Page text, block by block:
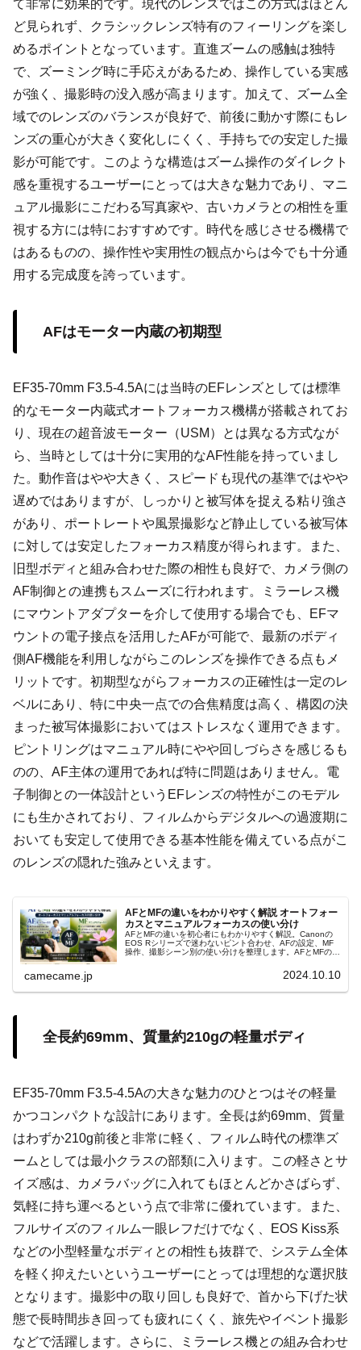
て非常に効果的です。現代のレンズではこの方式はほとん
ど見られず、クラシックレンズ特有のフィーリングを楽し
めるポイントとなっています。直進ズームの感触は独特
で、ズーミング時に手応えがあるため、操作している実感
が強く、撮影時の没入感が高まります。加えて、ズーム全
域でのレンズのバランスが良好で、前後に動かす際にもレ
ンズの重心が大きく変化しにくく、手持ちでの安定した撮
影が可能です。このような構造はズーム操作のダイレクト
感を重視するユーザーにとっては大きな魅力であり、マニ
ュアル撮影にこだわる写真家や、古いカメラとの相性を重
視する方には特におすすめです。時代を感じさせる機構で
はあるものの、操作性や実用性の観点からは今でも十分通
用する完成度を誇っています。
AFはモーター内蔵の初期型
EF35-70mm F3.5-4.5Aには当時のEFレンズとしては標準
的なモーター内蔵式オートフォーカス機構が搭載されてお
り、現在の超音波モーター（USM）とは異なる方式なが
ら、当時としては十分に実用的なAF性能を持っていまし
た。動作音はやや大きく、スピードも現代の基準ではやや
遅めではありますが、しっかりと被写体を捉える粘り強さ
があり、ポートレートや風景撮影など静止している被写体
に対しては安定したフォーカス精度が得られます。また、
旧型ボディと組み合わせた際の相性も良好で、カメラ側の
AF制御との連携もスムーズに行われます。ミラーレス機
にマウントアダプターを介して使用する場合でも、EFマ
ウントの電子接点を活用したAFが可能で、最新のボディ
側AF機能を利用しながらこのレンズを操作できる点もメ
リットです。初期型ながらフォーカスの正確性は一定のレ
ベルにあり、特に中央一点での合焦精度は高く、構図の決
まった被写体撮影においてはストレスなく運用できます。
ピントリングはマニュアル時にやや回しづらさを感じるも
のの、AF主体の運用であれば特に問題はありません。電
子制御との一体設計というEFレンズの特性がこのモデル
にも生かされており、フィルムからデジタルへの過渡期に
おいても安定して使用できる基本性能を備えている点がこ
のレンズの隠れた強みといえます。
AFとMFの違いをわかりやすく解説 オートフォー
カスとマニュアルフォーカスの使い分け
AFとMFの違いを初心者にもわかりやすく解説。Canonの
EOS Rシリーズで迷わないピント合わせ、AFの設定、MF
操作、撮影シーン別の使い分けを整理します。AFとMFの判
camecame.jp 2024.10.10
全長約69mm、質量約210gの軽量ボディ
EF35-70mm F3.5-4.5Aの大きな魅力のひとつはその軽量
かつコンパクトな設計にあります。全長は約69mm、質量
はわずか210g前後と非常に軽く、フィルム時代の標準ズ
ームとしては最小クラスの部類に入ります。この軽さとサ
イズ感は、カメラバッグに入れてもほとんどかさばらず、
気軽に持ち運べるという点で非常に優れています。また、
フルサイズのフィルム一眼レフだけでなく、EOS Kiss系
などの小型軽量なボディとの相性も抜群で、システム全体
を軽く抑えたいというユーザーにとっては理想的な選択肢
となります。撮影中の取り回しも良好で、首から下げた状
態で長時間歩き回っても疲れにくく、旅先やイベント撮影
などで活躍します。さらに、ミラーレス機との組み合わせ